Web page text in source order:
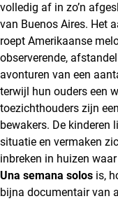
volledig af in zo’n
van Buenos Aires. Het
roept Amerikaanse
observerende,
avonturen van een
terwijl hun ouders een
toezichthouders zijn
bewakers. De kinderen
situatie en vermaken
inbreken in huizen
Una semana solos is,
bijna documentair van